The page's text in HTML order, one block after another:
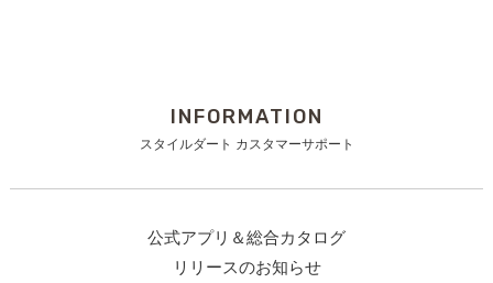
INFORMATION
スタイルダート カスタマーサポート
公式アプリ＆総合カタログ
リリースのお知らせ